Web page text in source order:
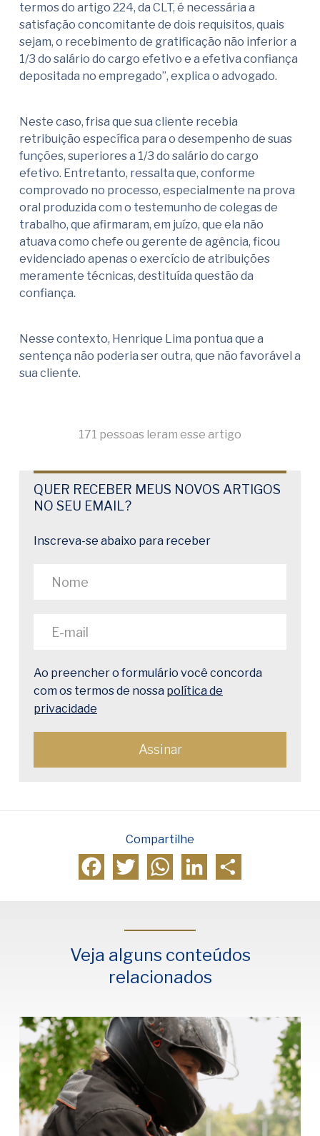
termos do artigo 224, da CLT, é necessária a
satisfação concomitante de dois requisitos, quais
sejam, o recebimento de gratificação não inferior a
1/3 do salário do cargo efetivo e a efetiva confiança
depositada no empregado”, explica o advogado.
Neste caso, frisa que sua cliente recebia
retribuição específica para o desempenho de suas
funções, superiores a 1/3 do salário do cargo
efetivo. Entretanto, ressalta que, conforme
comprovado no processo, especialmente na prova
oral produzida com o testemunho de colegas de
trabalho, que afirmaram, em juízo, que ela não
atuava como chefe ou gerente de agência, ficou
evidenciado apenas o exercício de atribuições
meramente técnicas, destituída questão da
confiança.
Nesse contexto, Henrique Lima pontua que a
sentença não poderia ser outra, que não favorável a
sua cliente.
171 pessoas leram esse artigo
QUER RECEBER MEUS NOVOS ARTIGOS
NO SEU EMAIL?
Inscreva-se abaixo para receber
Ao preencher o formulário você concorda
com os termos de nossa política de
privacidade
Compartilhe
FacebookTwitter WhatsAppLinkedIn
Veja alguns conteúdos
relacionados